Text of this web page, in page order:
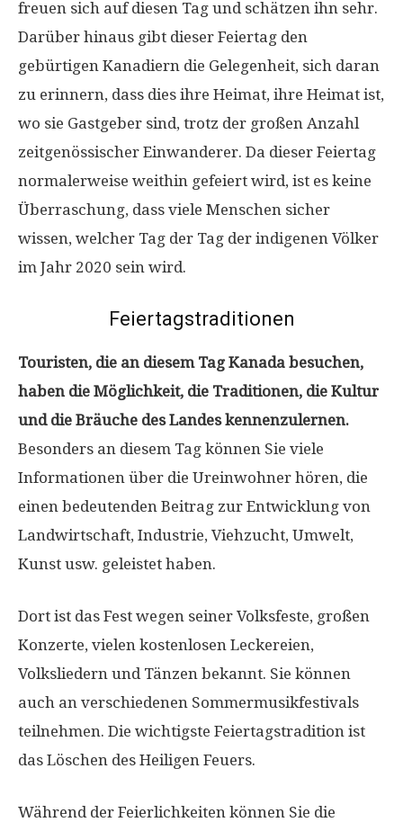
freuen sich auf diesen Tag und schätzen ihn sehr.
Darüber hinaus gibt dieser Feiertag den
gebürtigen Kanadiern die Gelegenheit, sich daran
zu erinnern, dass dies ihre Heimat, ihre Heimat ist,
wo sie Gastgeber sind, trotz der großen Anzahl
zeitgenössischer Einwanderer. Da dieser Feiertag
normalerweise weithin gefeiert wird, ist es keine
Überraschung, dass viele Menschen sicher
wissen, welcher Tag der Tag der indigenen Völker
im Jahr 2020 sein wird.
Feiertagstraditionen
Touristen, die an diesem Tag Kanada besuchen,
haben die Möglichkeit, die Traditionen, die Kultur
und die Bräuche des Landes kennenzulernen.
Besonders an diesem Tag können Sie viele
Informationen über die Ureinwohner hören, die
einen bedeutenden Beitrag zur Entwicklung von
Landwirtschaft, Industrie, Viehzucht, Umwelt,
Kunst usw. geleistet haben.
Dort ist das Fest wegen seiner Volksfeste, großen
Konzerte, vielen kostenlosen Leckereien,
Volksliedern und Tänzen bekannt. Sie können
auch an verschiedenen Sommermusikfestivals
teilnehmen. Die wichtigste Feiertagstradition ist
das Löschen des Heiligen Feuers.
Während der Feierlichkeiten können Sie die